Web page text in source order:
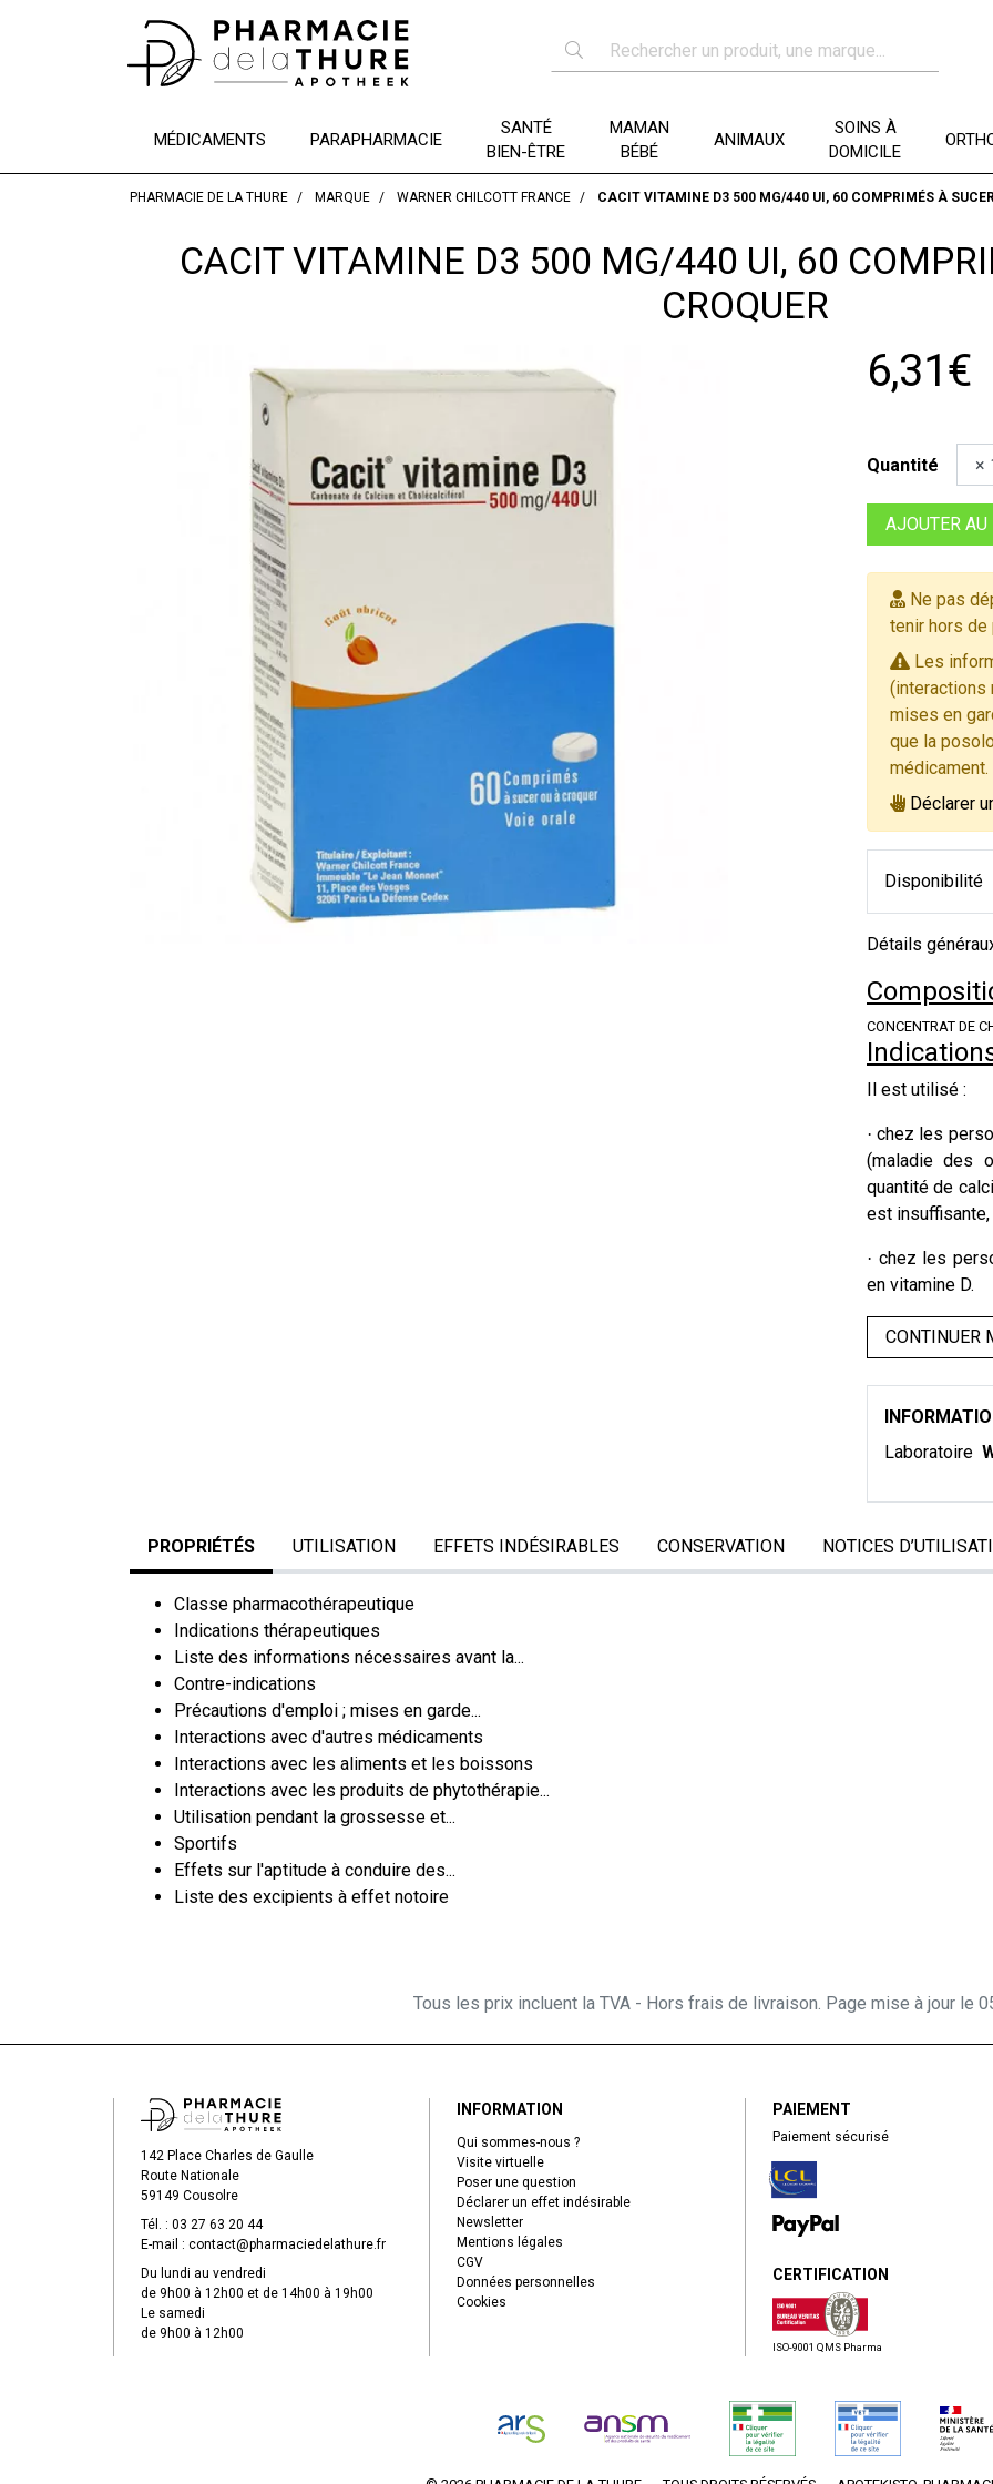
MÉDICAMENTS PARAPHARMACIE
SANTÉ
BIEN-ÊTRE
MAMAN
BÉBÉ
ANIMAUX
SOINS À
DOMICILE
PHARMACIE DE LA THURE MARQUE WARNER CHILCOTT FRANCE CACIT VITAMINE D3 500 MG/440 UI, 60 COMPRIMÉS À
CACIT VITAMINE D3 500 MG/440 UI, 60
CROQUER
6,31€
Quantité
AJOUTER AU
Ne pas
tenir hors
Les
(interactions
mises en
que la
médicament.
Déclarer
Disponibilité
Détails
CONCENTRAT DE
Il est utilisé :
·chez les
(maladie des
quantité de
est insuffisante,
· chez les
en vitamine D.
CONTINUER
Laboratoire
PROPRIÉTÉS UTILISATION EFFETS INDÉSIRABLES CONSERVATION NOTICES
Classe pharmacothérapeutique
Indications thérapeutiques
Liste des informations nécessaires avant la...
Contre-indications
Précautions d'emploi ; mises en garde...
Interactions avec d'autres médicaments
Interactions avec les aliments et les boissons
Interactions avec les produits de phytothérapie...
Utilisation pendant la grossesse et...
Sportifs
Effets sur l'aptitude à conduire des...
Liste des excipients à effet notoire
Tous les prix incluent la TVA - Hors frais de livraison. Page mise à jour le
142 Place Charles de Gaulle
Route Nationale
59149 Cousolre
Tél. : 03 27 63 20 44
E-mail : contact@pharmaciedelathure.fr
Du lundi au vendredi
de 9h00 à 12h00 et de 14h00 à 19h00
Le samedi
de 9h00 à 12h00
INFORMATION
Qui sommes-nous ?
Visite virtuelle
Poser une question
Déclarer un effet indésirable
Newsletter
Mentions légales
CGV
Données personnelles
Cookies
PAIEMENT
Paiement sécurisé
CERTIFICATION
ISO-9001 QMS Pharma